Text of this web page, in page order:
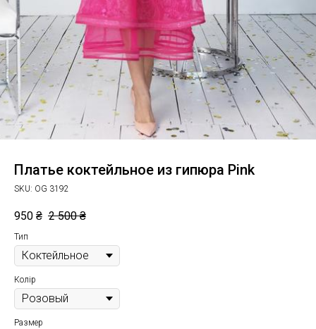
Платье коктейльное из гипюра Pink
SKU: OG 3192
950 ₴ 2 500 ₴
Тип
Колір
Размер